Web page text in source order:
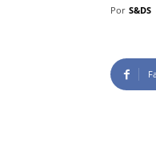
Por S&DS